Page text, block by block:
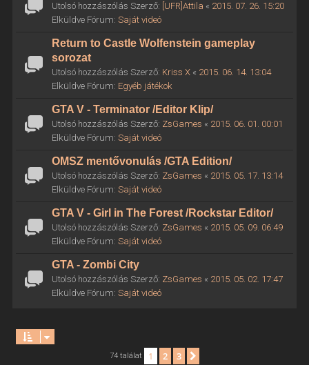
Utolsó hozzászólás Szerző: [UFR]Attila « 2015. 07. 26. 15:20
Elküldve Fórum: Saját videó
Return to Castle Wolfenstein gameplay
sorozat
Utolsó hozzászólás Szerző: Kriss X« 2015. 06. 14. 13:04
Elküldve Fórum: Egyéb játékok
GTA V - Terminator /Editor Klip/
Utolsó hozzászólás Szerző: ZsGames « 2015. 06. 01. 00:01
Elküldve Fórum: Saját videó
OMSZ mentővonulás /GTA Edition/
Utolsó hozzászólás Szerző: ZsGames « 2015. 05. 17. 13:14
Elküldve Fórum: Saját videó
GTA V - Girl in The Forest /Rockstar Editor/
Utolsó hozzászólás Szerző: ZsGames « 2015. 05. 09. 06:49
Elküldve Fórum: Saját videó
GTA - Zombi City
Utolsó hozzászólás Szerző: ZsGames « 2015. 05. 02. 17:47
Elküldve Fórum: Saját videó
74 találat 1 2 3